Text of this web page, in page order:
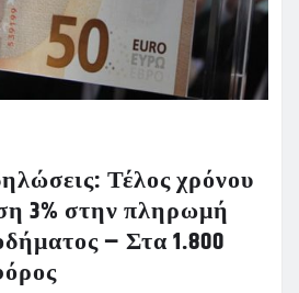
Τέλος χρόνου
3% στην πληρωμή
– Στα 1.800